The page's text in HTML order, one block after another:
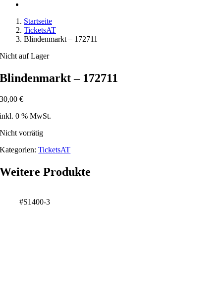
Startseite
TicketsAT
Blindenmarkt – 172711
Nicht auf Lager
Blindenmarkt – 172711
30,00€
inkl. 0 % MwSt.
Nicht vorrätig
Kategorien:TicketsAT
Weitere Produkte
#S1400-3